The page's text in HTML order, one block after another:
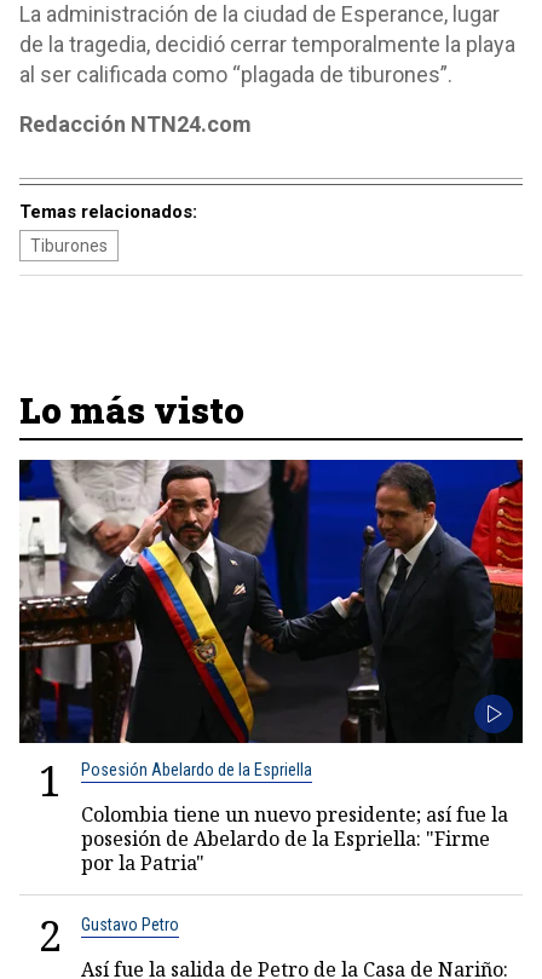
La administración de la ciudad de Esperance, lugar
de la tragedia, decidió cerrar temporalmente la playa
al ser calificada como “plagada de tiburones”.
Redacción NTN24.com
Temas relacionados:
Tiburones
Lo más visto
1 Posesión Abelardo de la Espriella
Colombia tiene un nuevo presidente; así fue la
posesión de Abelardo de la Espriella: "Firme
por la Patria"
2 Gustavo Petro
Así fue la salida de Petro de la Casa de Nariño: